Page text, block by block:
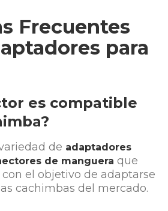
Frecuentes
para
es compatible
de adaptadores
de manguera que
el objetivo de adaptarse
cachimbas del mercado.